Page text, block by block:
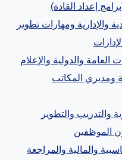
إعداد القادة)
والإدارية ومهارات تطوير
العامة والدولية والإعلام
ومديري المكاتب
والتدريب والتطوير
الموظفين
والمالية والمراجعة